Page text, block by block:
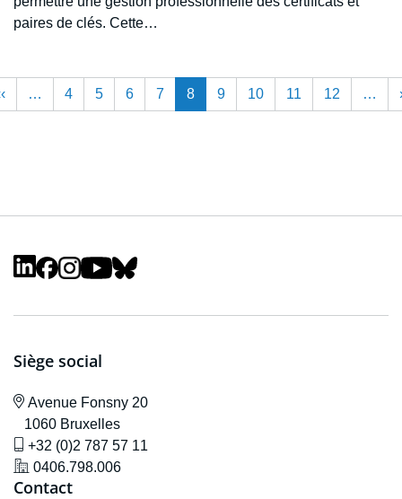
paires de clés. Cette…
Pagination
page
Previous page
… 4 5 6 7 8 9 10 11 12 …
Siège social
icône de localisation
Avenue Fonsny 20
1060 Bruxelles
icône de gsm
+32 (0)2 787 57 11
icône de localisation
0406.798.006
Contact